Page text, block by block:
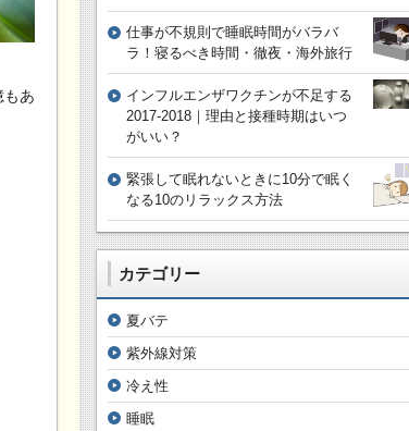
もあ
仕事が不規則で睡眠時間がバラバ
ラ！寝るべき時間・徹夜・海外旅行
インフルエンザワクチンが不足する
2017-2018｜理由と接種時期はいつ
がいい？
緊張して眠れないときに10分で眠く
なる10のリラックス方法
カテゴリー
夏バテ
紫外線対策
冷え性
睡眠